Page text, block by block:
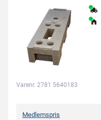
Varenr. 2781 5640183
Medlemspris